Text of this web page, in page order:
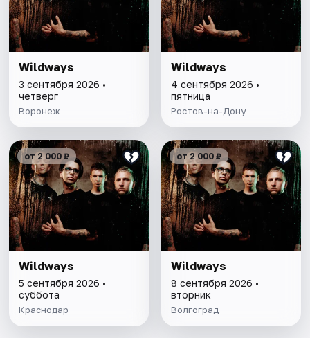
Wildways
3 сентября 2026 •
четверг
Воронеж
Wildways
4 сентября 2026 •
пятница
Ростов-на-Дону
от 2 000 ₽
Wildways
5 сентября 2026 •
суббота
Краснодар
от 2 000 ₽
Wildways
8 сентября 2026 •
вторник
Волгоград